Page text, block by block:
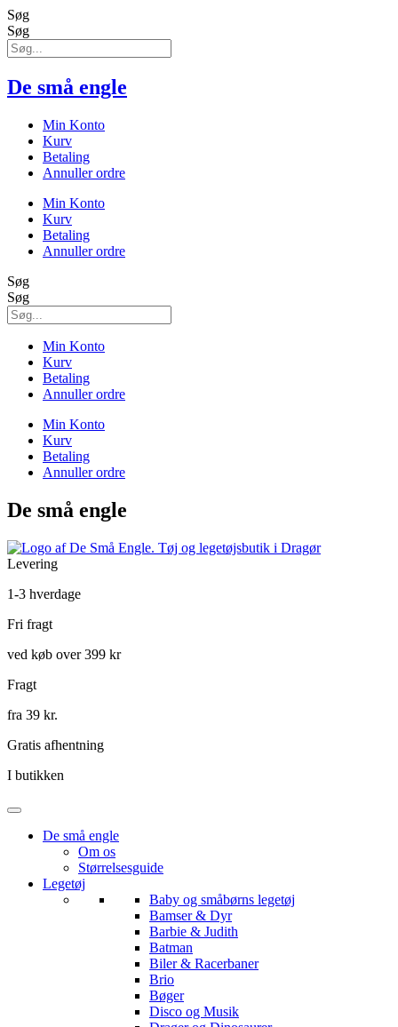
Søg
Søg
De små engle
Min Konto
Kurv
Betaling
Annuller ordre
Min Konto
Kurv
Betaling
Annuller ordre
Søg
Søg
Min Konto
Kurv
Betaling
Annuller ordre
Min Konto
Kurv
Betaling
Annuller ordre
De små engle
Levering
1-3 hverdage
Fri fragt
ved køb over 399 kr
Fragt
fra 39 kr.
Gratis afhentning
I butikken
De små engle
Om os
Størrelsesguide
Legetøj
Baby og småbørns legetøj
Bamser & Dyr
Barbie & Judith
Batman
Biler & Racerbaner
Brio
Bøger
Disco og Musik